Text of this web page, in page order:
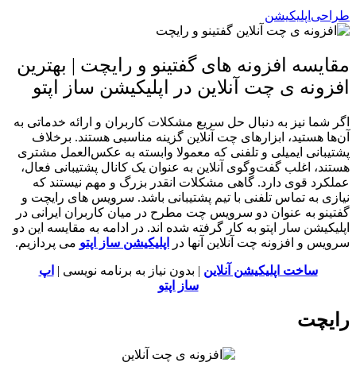
افزونه های گفتینو و رایچت | بهترین
ی چت آنلاین در اپلیکیشن ساز اپتو
نیز به دنبال حل سریع مشکلات کاربران و ارائه‌ خدماتی به
هستید، ابزار‌های چت آنلاین گزینه مناسبی هستند. برخلاف
ایمیلی و تلفنی که معمولا وابسته به عکس‌العمل مشتری
اغلب گفت‌و‌گوی آنلاین به عنوان یک کانال پشتیبانی فعال،
قوی دارد. گاهی مشکلات انقدر بزرگ و مهم نیستند که
به تماس تلفنی با تیم پشتیبانی باشد. سرویس های رایچت و
به عنوان دو سرویس چت مطرح در میان کاربران ایرانی در
سار اپتو به کار گرفته شده اند. در ادامه به مقایسه این دو
و افزونه چت آنلاین آنها دراپلیکیشن ساز اپتومی پردازیم.
ساخت اپلیکیشن آنلاین | بدون نیاز به برنامه نویسی |اپ
ساز اپتو